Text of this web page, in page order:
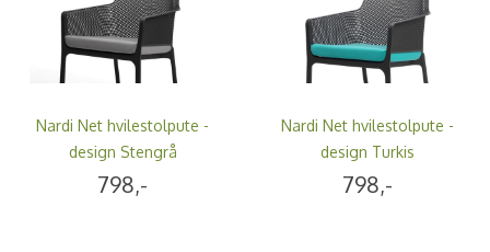
Nardi Net hvilestolpute -
design Stengrå
798,-
Nardi Net hvilestolpute -
design Turkis
798,-